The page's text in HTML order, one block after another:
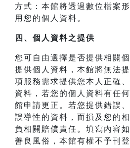
方式：本館將透過數位檔案
用您的個人資料。
四、 個人資料之提供
您可自由選擇是否提供相關
提供個人資料，本館將無法
項服務需求提供您本人正確
資料，若您的個人資料有任
館申請更正。若您提供錯誤
誤導性的資料，而損及您的
負相關賠償責任。填寫內容
善良風俗，本館有權不予刊